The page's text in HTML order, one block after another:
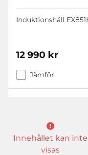
Induktionshäll
12 990 kr
Jämför
Innehållet kan inte
visas